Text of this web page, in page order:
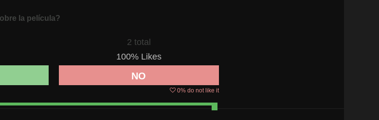
la película?
2 total
100% Likes
NO
0% do not like it